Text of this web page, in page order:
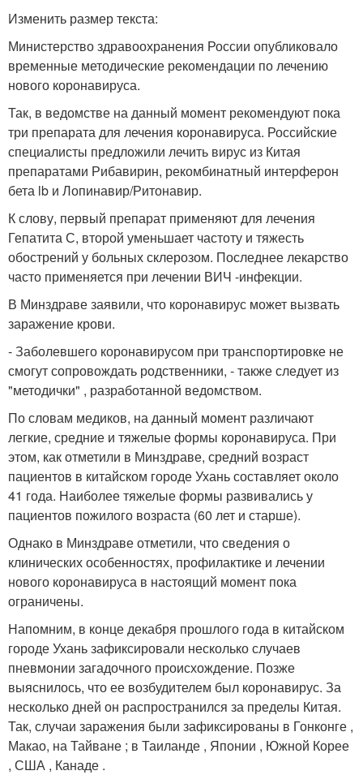
Изменить размер текста:
Министерство здравоохранения России опубликовало
временные методические рекомендации по лечению
нового коронавируса.
Так, в ведомстве на данный момент рекомендуют пока
три препарата для лечения коронавируса. Российские
специалисты предложили лечить вирус из Китая
препаратами Рибавирин, рекомбинатный интерферон
бета lb и Лопинавир/Ритонавир.
К слову, первый препарат применяют для лечения
Гепатита С, второй уменьшает частоту и тяжесть
обострений у больных склерозом. Последнее лекарство
часто применяется при лечении ВИЧ -инфекции.
В Минздраве заявили, что коронавирус может вызвать
заражение крови.
- Заболевшего коронавирусом при транспортировке не
смогут сопровождать родственники, - также следует из
"методички" , разработанной ведомством.
По словам медиков, на данный момент различают
легкие, средние и тяжелые формы коронавируса. При
этом, как отметили в Минздраве, средний возраст
пациентов в китайском городе Ухань составляет около
41 года. Наиболее тяжелые формы развивались у
пациентов пожилого возраста (60 лет и старше).
Однако в Минздраве отметили, что сведения о
клинических особенностях, профилактике и лечении
нового коронавируса в настоящий момент пока
ограничены.
Напомним, в конце декабря прошлого года в китайском
городе Ухань зафиксировали несколько случаев
пневмонии загадочного происхождение. Позже
выяснилось, что ее возбудителем был коронавирус. За
несколько дней он распространился за пределы Китая.
Так, случаи заражения были зафиксированы в Гонконге ,
Макао, на Тайване ; в Таиланде , Японии , Южной Корее
, США , Канаде .